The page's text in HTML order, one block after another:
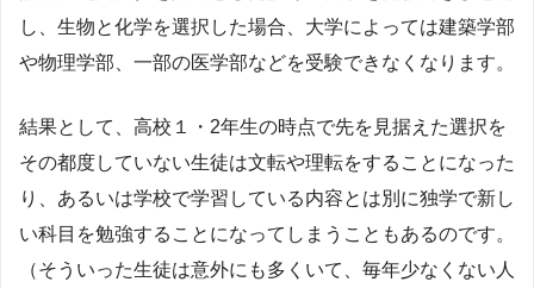
し、生物と化学を選択した場合、大学によっては建築学部
や物理学部、一部の医学部などを受験できなくなります。
結果として、高校１・2年生の時点で先を見据えた選択を
その都度していない生徒は文転や理転をすることになった
り、あるいは学校で学習している内容とは別に独学で新し
い科目を勉強することになってしまうこともあるのです。
（そういった生徒は意外にも多くいて、毎年少なくない人